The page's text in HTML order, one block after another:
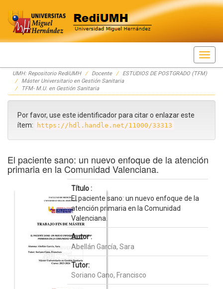
Skip
navigation
UMH: Repositorio RediUMH Docente
ESTUDIOS DE POSTGRADO (TFM)
Máster Universitario en Gestión Sanitaria
TFM- M.U. en Gestión Sanitaria
Por favor, use este identificador para citar o enlazar este
ítem:
https://hdl.handle.net/11000/33313
El paciente sano: un nuevo enfoque de la atención
primaria en la Comunidad Valenciana.
Título :
El paciente sano: un nuevo enfoque de la
atención primaria en la Comunidad
Valenciana.
Autor :
Abellán García, Sara
Tutor:
Soriano Cano, Francisco